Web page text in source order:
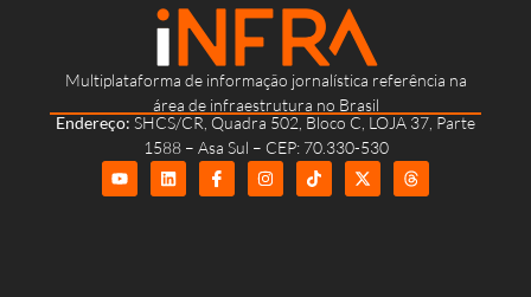
Multiplataforma de informação jornalística referência na
área de infraestrutura no Brasil
Endereço: SHCS/CR, Quadra 502, Bloco C, LOJA 37, Parte
1588 – Asa Sul – CEP: 70.330-530